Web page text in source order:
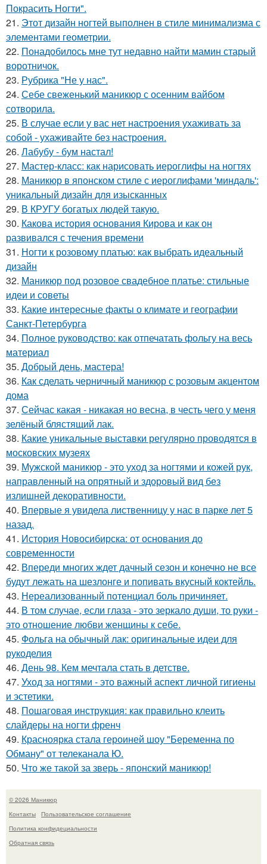
Покрасить Ногти".
21. Этот дизайн ногтей выполнен в стиле минимализма с
элементами геометрии.
22. Понадобилось мне тут недавно найти мамин старый
воротничок.
23. Рубрика "Не у нас".
24. Себе свеженький маникюр с осенним вайбом
сотворила.
25. В случае если у вас нет настроения ухаживать за
собой - ухаживайте без настроения.
26. Лабубу - бум настал!
27. Мастер-класс: как нарисовать иероглифы на ногтях
28. Маникюр в японском стиле с иероглифами 'миндаль':
уникальный дизайн для изысканных
29. В КРУГУ богатых людей такую.
30. Какова история основания Кирова и как он
развивался с течения времени
31. Ногти к розовому платью: как выбрать идеальный
дизайн
32. Маникюр под розовое свадебное платье: стильные
идеи и советы
33. Какие интересные факты о климате и географии
Санкт-Петербурга
34. Полное руководство: как отпечатать фольгу на весь
материал
35. Добрый день, мастера!
36. Как сделать черничный маникюр с розовым акцентом
дома
37. Сейчас какая - никакая но весна, в честь чего у меня
зелёный блястящий лак.
38. Какие уникальные выставки регулярно проводятся в
московских музеях
39. Мужской маникюр - это уход за ногтями и кожей рук,
направленный на опрятный и здоровый вид без
излишней декоративности.
40. Впервые я увидела лиственницу у нас в парке лет 5
назад.
41. История Новосибирска: от основания до
современности
42. Впереди многих ждет дачный сезон и конечно не все
будут лежать на шезлонге и попивать вкусный коктейль.
43. Нереализованный потенциал боль причиняет.
44. В том случае, если глаза - это зеркало души, то руки -
это отношение любви женщины к себе.
45. Фольга на обычный лак: оригинальные идеи для
рукоделия
46. День 98. Кем мечтала стать в детстве.
47. Уход за ногтями - это важный аспект личной гигиены
и эстетики.
48. Пошаговая инструкция: как правильно клеить
слайдеры на ногти френч
49. Красноярка стала героиней шоу "Беременна по
Обману" от телеканала Ю.
50. Что же такой за зверь - японский маникюр!
© 2026 Маникюр
Контакты
Пользовательское соглашение
Политика конфидециальности
Обратная связь